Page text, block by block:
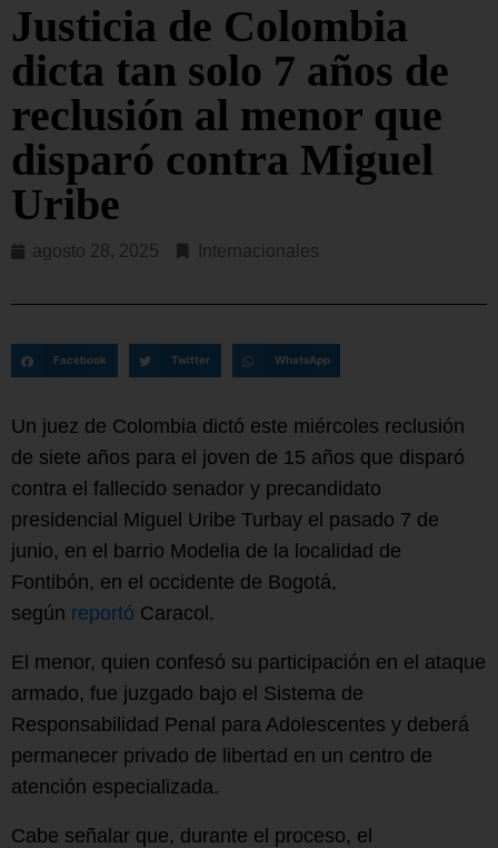
Justicia de Colombia
dicta tan solo 7 años de
reclusión al menor que
disparó contra Miguel
Uribe
agosto 28, 2025 Internacionales
Facebook Twitter WhatsApp
Un juez de Colombia dictó este miércoles reclusión
de siete años para el joven de 15 años que disparó
contra el fallecido senador y precandidato
presidencial Miguel Uribe Turbay el pasado 7 de
junio, en el barrio Modelia de la localidad de
Fontibón, en el occidente de Bogotá,
según reportó Caracol.
El menor, quien confesó su participación en el ataque
armado, fue juzgado bajo el Sistema de
Responsabilidad Penal para Adolescentes y deberá
permanecer privado de libertad en un centro de
atención especializada.
Cabe señalar que, durante el proceso, el